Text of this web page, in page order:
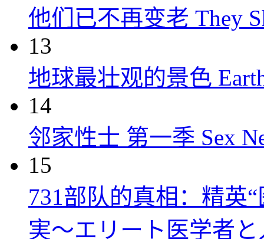
他们已不再变老 They
13
地球最壮观的景色
14
邻家性士 第一季 Sex
15
731部队的真相：精英
実～エリート医学者